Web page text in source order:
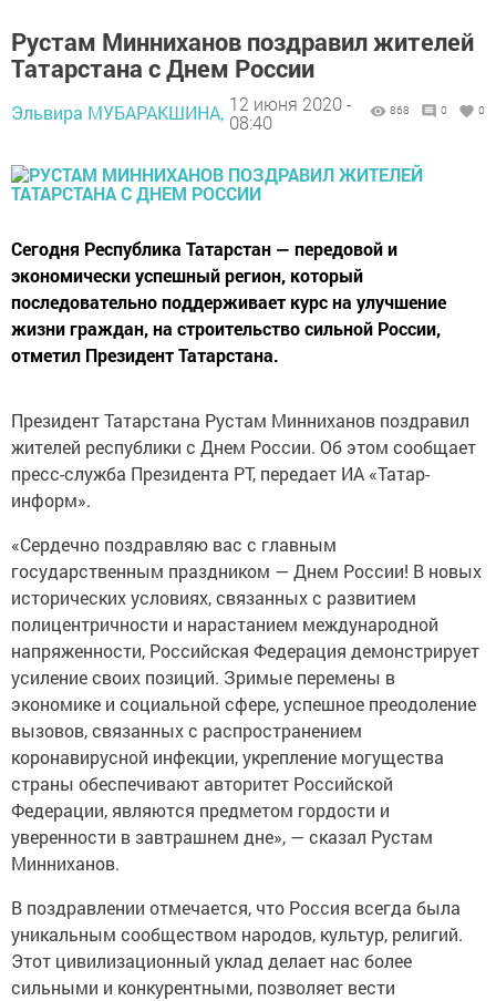
Рустам Минниханов поздравил жителей
Татарстана с Днем России
Эльвира МУБАРАКШИНА, 12 июня 2020 -
08:40
868 0 0
Сегодня Республика Татарстан — передовой и
экономически успешный регион, который
последовательно поддерживает курс на улучшение
жизни граждан, на строительство сильной России,
отметил Президент Татарстана.
Президент Татарстана Рустам Минниханов поздравил
жителей республики с Днем России. Об этом сообщает
пресс-служба Президента РТ, передает ИА «Татар-
информ».
«Сердечно поздравляю вас с главным
государственным праздником — Днем России! В новых
исторических условиях, связанных с развитием
полицентричности и нарастанием международной
напряженности, Российская Федерация демонстрирует
усиление своих позиций. Зримые перемены в
экономике и социальной сфере, успешное преодоление
вызовов, связанных с распространением
коронавирусной инфекции, укрепление могущества
страны обеспечивают авторитет Российской
Федерации, являются предметом гордости и
уверенности в завтрашнем дне», — сказал Рустам
Минниханов.
В поздравлении отмечается, что Россия всегда была
уникальным сообществом народов, культур, религий.
Этот цивилизационный уклад делает нас более
сильными и конкурентными, позволяет вести